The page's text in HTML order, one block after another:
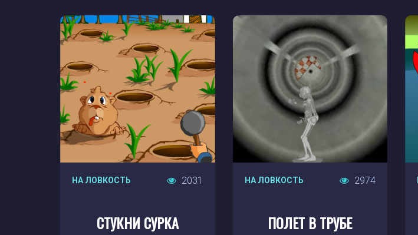
НА ЛОВКОСТЬ 2031
СТУКНИ СУРКА
НА ЛОВКОСТЬ 2974
ПОЛЕТ В ТРУБЕ